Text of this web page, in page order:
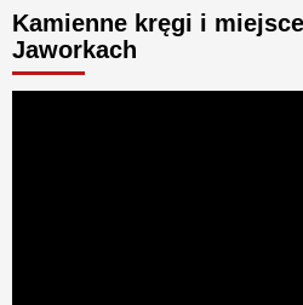
Kamienne kręgi i
Jaworkach